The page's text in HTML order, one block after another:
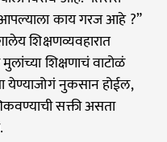
आपल्याला काय गरज आहे ?”
शिक्षणव्यवहारात
शिक्षणाचं वाटोळं
येण्याजोगं नुकसान होईल,
सक्ती असता